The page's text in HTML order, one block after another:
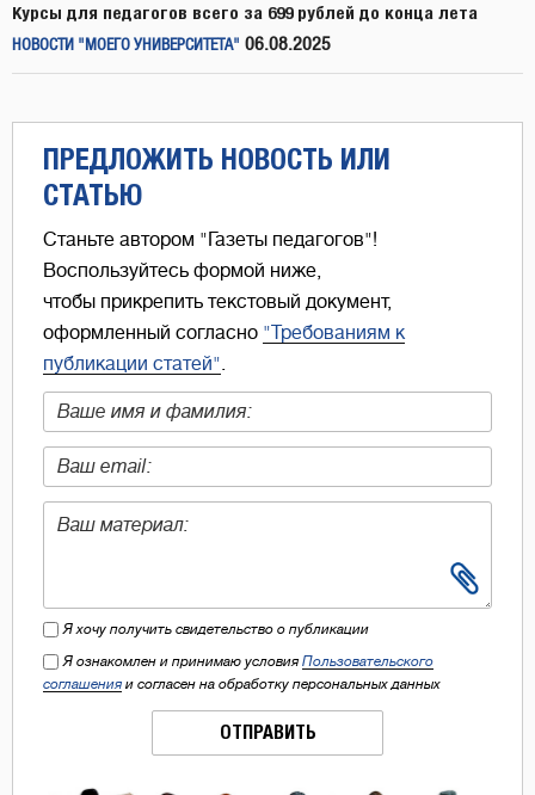
Курсы для педагогов всего за 699 рублей до конца лета
НОВОСТИ "МОЕГО УНИВЕРСИТЕТА" 06.08.2025
ПРЕДЛОЖИТЬ НОВОСТЬ ИЛИ
СТАТЬЮ
Станьте автором "Газеты педагогов"!
Воспользуйтесь формой ниже,
чтобы прикрепить текстовый документ,
оформленный согласно "Требованиям к
публикации статей".
Я хочу получить свидетельство о публикации
Я ознакомлен и принимаю условия Пользовательского
соглашения и согласен на обработку персональных данных
ОТПРАВИТЬ